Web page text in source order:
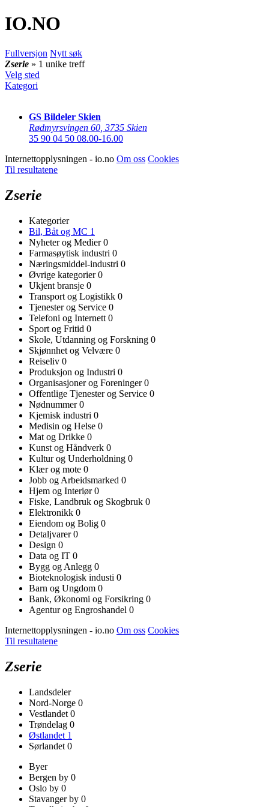
IO.NO
Fullversjon Nytt søk
Zserie » 1 unike treff
Velg sted
Kategori
GS Bildeler Skien
Rødmyrsvingen 60 3735 Skien
35 90 04 50 08.00-16.00
Internettopplysningen - io.no Om oss Cookies
Til resultatene
Zserie
Kategorier
Bil, Båt og MC 1
Nyheter og Medier0
Farmasøytisk industri 0
Næringsmiddel-industri 0
Øvrige kategorier0
Ukjent bransje 0
Transport og Logistikk 0
Tjenester og Service 0
Telefoni og Internett 0
Sport og Fritid 0
Skole, Utdanning og Forskning 0
Skjønnhet og Velvære 0
Reiseliv 0
Produksjon og Industri 0
Organisasjoner og Foreninger0
Offentlige Tjenester og Service 0
Nødnummer0
Kjemisk industri 0
Medisin og Helse 0
Mat og Drikke 0
Kunst og Håndverk 0
Kultur og Underholdning 0
Klær og mote 0
Jobb og Arbeidsmarked 0
Hjem og Interiør0
Fiske, Landbruk og Skogbruk 0
Elektronikk 0
Eiendom og Bolig 0
Detaljvarer0
Design 0
Data og IT 0
Bygg og Anlegg 0
Bioteknologisk industi 0
Barn og Ungdom 0
Bank, Økonomi og Forsikring 0
Agentur og Engroshandel 0
Internettopplysningen - io.no Om oss Cookies
Til resultatene
Zserie
Landsdeler
Nord-Norge 0
Vestlandet 0
Trøndelag 0
Østlandet 1
Sørlandet 0
Byer
Bergen by 0
Oslo by 0
Stavanger by 0